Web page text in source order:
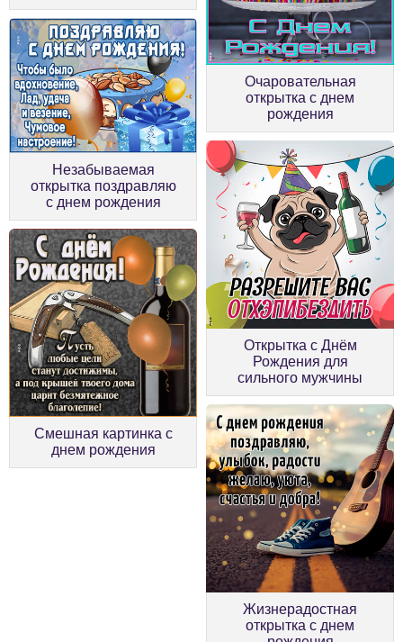
Очаровательная
открытка с днем
рождения
Незабываемая
открытка поздравляю
с днем рождения
Oткрытка с Днём
Рождения для
сильного мужчины
Смешная картинка с
днем рождения
Жизнерадостная
открытка с днем